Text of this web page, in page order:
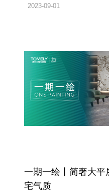
2023-09-01
一期一绘丨简奢大平
宅气质